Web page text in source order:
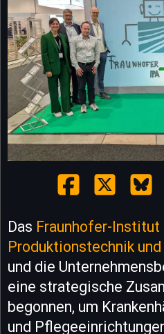
Das Fraunhofer-Institut
Produktionstechnik
und die
eine strategische
begonnen, um
und